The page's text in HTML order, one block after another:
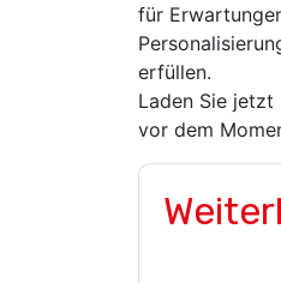
für
erfüllen.
Laden Sie
vor dem